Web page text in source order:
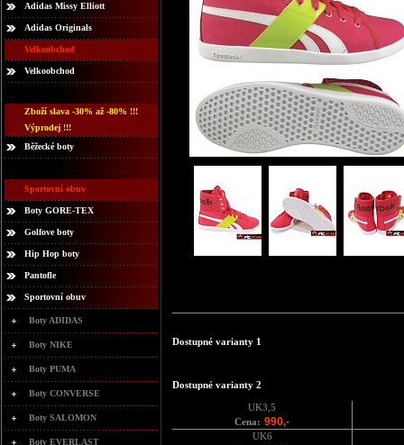
Adidas Missy Elliott
Adidas Originals
Velkoobchod
Velkoobchod
Zboží slava -30% až -80% !!!
Výprodej !!!
Běžecké boty
Sportovní obuv
Boty GORE-TEX
Golfove boty
Hip Hop boty
Pantofle
Sportovní obuv
Boty ADIDAS
Boty NIKE
Boty PUMA
Boty CONVERSE
Boty SALOMON
Boty EVERLAST
Dostupné varianty 1
Dostupné varianty 2
UK3,5
Cena: 990,-
UK6